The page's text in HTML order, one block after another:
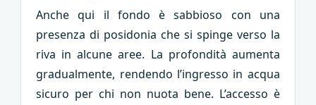
Anche qui il fondo è sabbioso con una
presenza di posidonia che si spinge verso la
riva in alcune aree. La profondità aumenta
gradualmente, rendendo l’ingresso in acqua
sicuro per chi non nuota bene. L’accesso è